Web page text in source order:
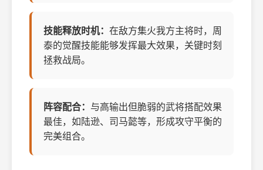
技能释放时机： 在敌方集火我方主将时，周
泰的觉醒技能能够发挥最大效果，关键时刻
拯救战局。
阵容配合： 与高输出但脆弱的武将搭配效果
最佳，如陆逊、司马懿等，形成攻守平衡的
完美组合。